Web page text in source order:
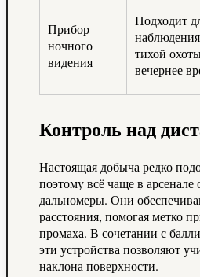
Прибор
ночного
видения
Подходит
тихой
вечернее
Контроль над
Настоящая добыча редко
поэтому всё чаще в арсенале
дальномеры. Они
расстояния, помогая метко
промаха. В сочетании с
эти устройства позволяют
наклона поверхности.